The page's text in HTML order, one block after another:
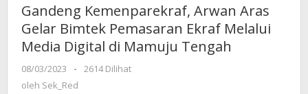
Aras
Gelar
Bimtek
Pemasaran
Gandeng Kemenparekraf, Arwan Aras
Gelar Bimtek Pemasaran Ekraf Melalui
Media Digital di Mamuju Tengah
08/03/2023
oleh
Sek_Red
-
2614 Dilihat
oleh Sek_Red